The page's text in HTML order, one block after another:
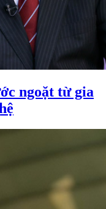
ngoặt từ gia